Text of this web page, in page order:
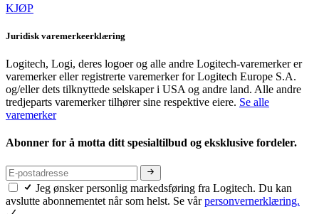
KJØP
Juridisk varemerkeerklæring
Logitech, Logi, deres logoer og alle andre Logitech-varemerker er
varemerker eller registrerte varemerker for Logitech Europe S.A.
og/eller dets tilknyttede selskaper i USA og andre land. Alle andre
tredjeparts varemerker tilhører sine respektive eiere. Se alle
varemerker
Abonner for å motta ditt spesialtilbud og eksklusive fordeler.
Jeg ønsker personlig markedsføring fra Logitech. Du kan
avslutte abonnementet når som helst. Se vårpersonvernerklæring.